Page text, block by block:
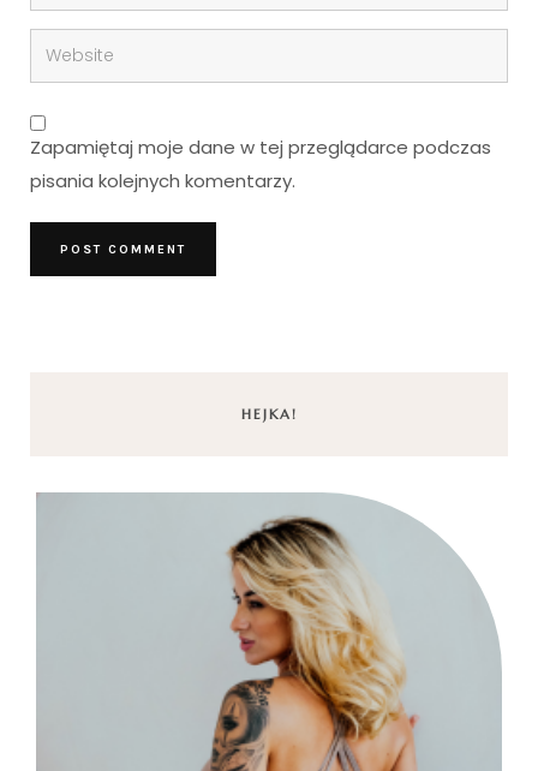
Zapamiętaj moje dane w tej przeglądarce podczas
pisania kolejnych komentarzy.
HEJKA!